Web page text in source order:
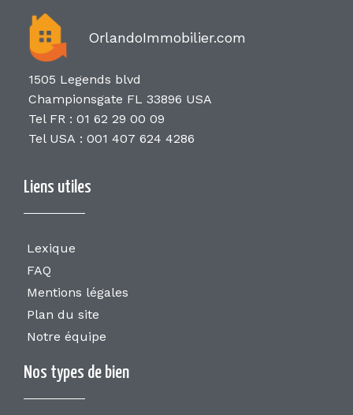
OrlandoImmobilier.com
1505 Legends blvd
Championsgate FL 33896 USA
Tel FR : 01 62 29 00 09
Tel USA : 001 407 624 4286
Liens utiles
Lexique
FAQ
Mentions légales
Plan du site
Notre équipe
Nos types de bien